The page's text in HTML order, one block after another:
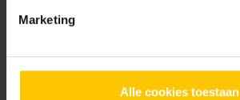
Marketing
Alle cookies toestaan
Donkergeel
GeoRetron Excellent